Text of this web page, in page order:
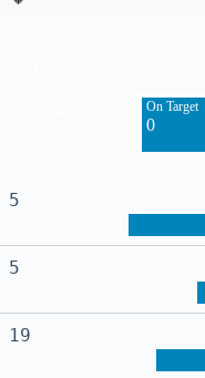
On Target
0
5
5
19